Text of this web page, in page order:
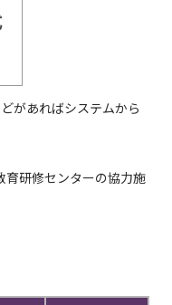
があればシステムから
育研修センターの協力施